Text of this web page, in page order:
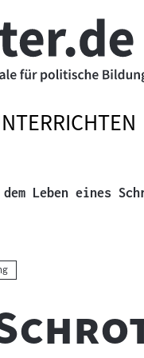
dem Leben eines